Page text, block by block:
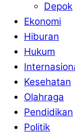
Depok
Ekonomi
Hiburan
Hukum
Kesehatan
Olahraga
Pendidikan
Politik